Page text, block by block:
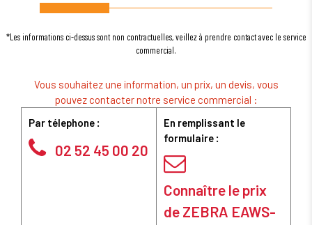
*Les informations ci-dessus sont non contractuelles, veillez à prendre contact avec le service
commercial.
Vous souhaitez une information, un prix, un devis, vous
pouvez contacter notre service commercial :
Par télephone :
02 52 45 00 20
En remplissant le
formulaire :
Connaître le prix
de ZEBRA EAWS-